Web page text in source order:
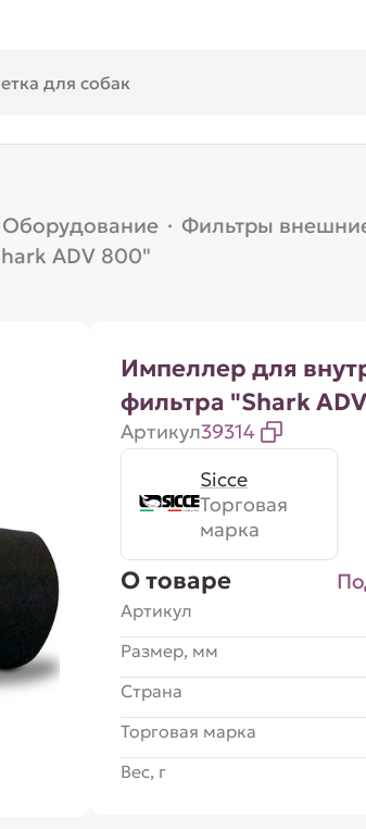
Оборудование · Фильтры
ADV 800"
Импеллер для
фильтра "Shark
Артикул39314
Sicce
Торговая
марка
О товаре
Артикул
Размер, мм
Страна
Торговая марка
Вес, г